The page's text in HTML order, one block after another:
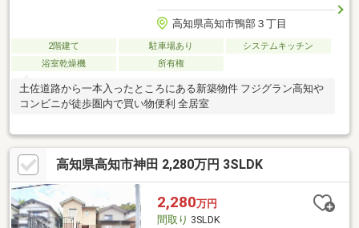
高知県高知市鴨部３丁目
2階建て 駐車場あり
システムキッチン
浴室乾燥機
所有権
土佐道路から一本入ったところにある新築物件 フジグラン高知や
コンビニが徒歩圏内で買い物便利 全居室
高知県高知市神田 2,280万円 3SLDK
2,280万円
間取り 3SLDK